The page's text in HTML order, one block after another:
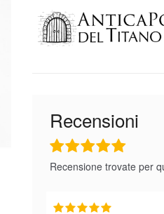
Recensioni
Recensione trovate per